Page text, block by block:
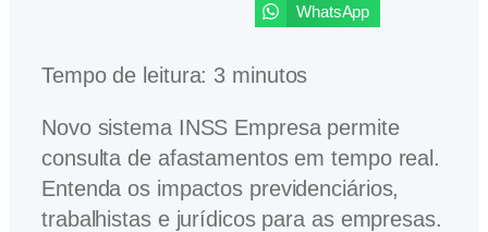
WhatsApp
Tempo de leitura: 3 minutos
Novo sistema INSS Empresa permite
consulta de afastamentos em tempo real.
Entenda os impactos previdenciários,
trabalhistas e jurídicos para as empresas.